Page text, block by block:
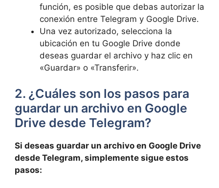
función, es posible que debas autorizar la
conexión entre Telegram y Google Drive.
Una vez autorizado, selecciona la
ubicación en tu Google Drive donde
deseas guardar el archivo y haz clic en
«Guardar» o «Transferir».
2. ¿Cuáles son los pasos para
guardar un archivo en Google
Drive desde Telegram?
Si deseas guardar un archivo en Google Drive
desde Telegram, simplemente sigue estos
pasos: